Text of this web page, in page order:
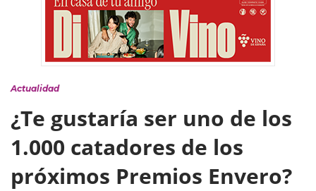
Actualidad
¿Te gustaría ser uno de los
1.000 catadores de los
próximos Premios Envero?